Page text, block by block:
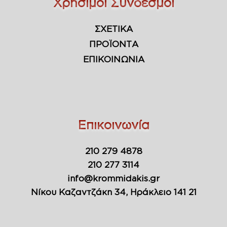
ΣΧΕΤΙΚΑ
ΠΡΟΪΟΝΤΑ
ΕΠΙΚΟΙΝΩΝΙΑ
Επικοινωνία
210 279 4878
210 277 3114
info@krommidakis.gr
Νίκου Καζαντζάκη 34, Ηράκλειο 141 21